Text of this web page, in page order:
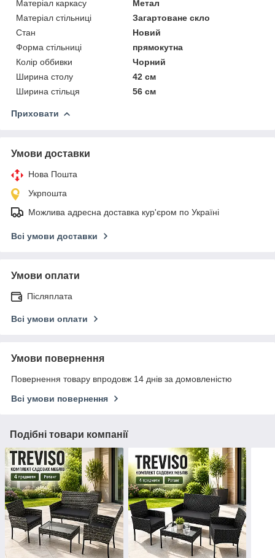
Матеріал каркасу
Метал
Матеріал стільниці
Загартоване скло
Стан
Новий
Форма стільниці
прямокутна
Колір оббивки
Чорний
Ширина столу
42 см
Ширина стільця
56 см
Приховати
Умови доставки
Нова Пошта
Укрпошта
Можлива адресна доставка кур'єром по Україні
Всі умови доставки
Умови оплати
Післяплата
Всі умови оплати
Умови повернення
Повернення товару впродовж 14 днів за домовленістю
Всі умови повернення
Подібні товари компанії